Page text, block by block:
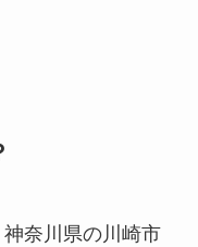
奈川県の川崎市